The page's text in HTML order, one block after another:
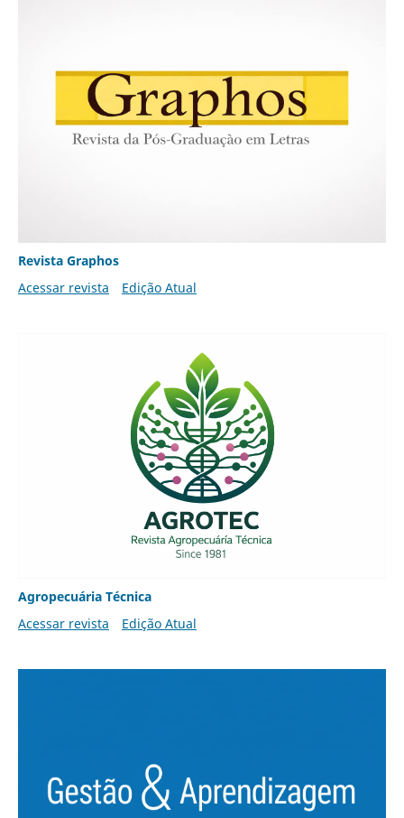
Revista Graphos
Acessar revista
Edição Atual
Agropecuária Técnica
Acessar revista
Edição Atual